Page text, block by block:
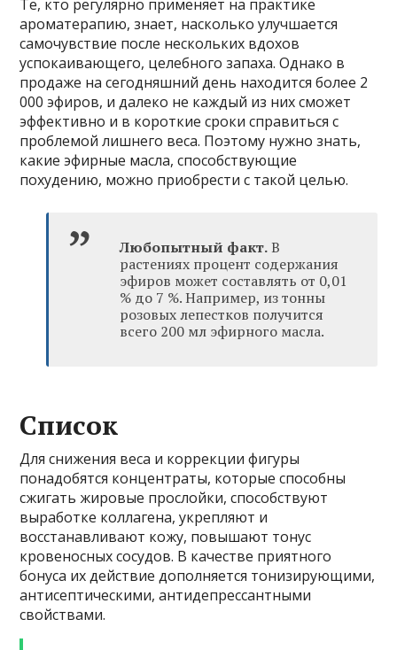
Те, кто регулярно применяет на практике
ароматерапию, знает, насколько улучшается
самочувствие после нескольких вдохов
успокаивающего, целебного запаха. Однако в
продаже на сегодняшний день находится более 2
000 эфиров, и далеко не каждый из них сможет
эффективно и в короткие сроки справиться с
проблемой лишнего веса. Поэтому нужно знать,
какие эфирные масла, способствующие
похудению, можно приобрести с такой целью.
Любопытный факт.В
растениях процент содержания
эфиров может составлять от 0,01
% до 7 %. Например, из тонны
розовых лепестков получится
всего 200 мл эфирного масла.
Список
Для снижения веса и коррекции фигуры
понадобятся концентраты, которые способны
сжигать жировые прослойки, способствуют
выработке коллагена, укрепляют и
восстанавливают кожу, повышают тонус
кровеносных сосудов. В качестве приятного
бонуса их действие дополняется тонизирующими,
антисептическими, антидепрессантными
свойствами.